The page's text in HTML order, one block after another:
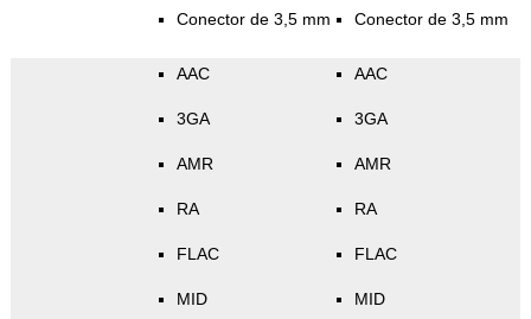
Conector de 3,5 mm Conector de 3,5 mm
AAC
3GA
AMR
RA
FLAC
MID
AAC
3GA
AMR
RA
FLAC
MID